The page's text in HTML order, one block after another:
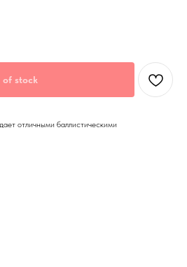
of stock
отличными баллистическими